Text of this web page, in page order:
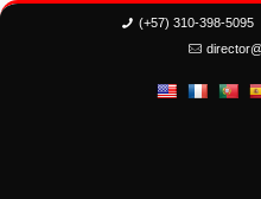
(+57) 310-398-5095